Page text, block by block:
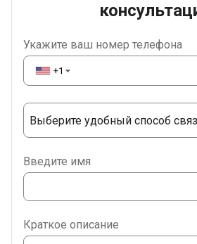
Укажите ваш номер телефона
+1 ▼
Выберите удобный способ
Telegram
Введите имя
Краткое описание